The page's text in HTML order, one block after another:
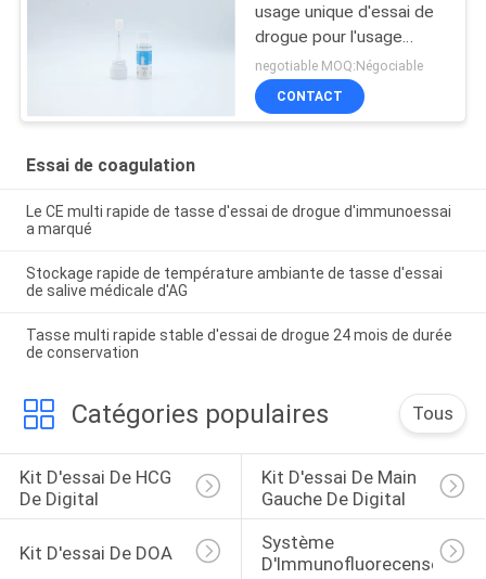
usage unique d'essai de
drogue pour l'usage
médical
negotiable MOQ:Négociable
CONTACT
Essai de coagulation
Le CE multi rapide de tasse d'essai de drogue d'immunoessai
a marqué
Stockage rapide de température ambiante de tasse d'essai
de salive médicale d'AG
Tasse multi rapide stable d'essai de drogue 24 mois de durée
de conservation
Catégories populaires Tous
Kit D'essai De HCG
De Digital
Kit D'essai De Main
Gauche De Digital
Kit D'essai De DOA
Système
D'Immunofluorecense